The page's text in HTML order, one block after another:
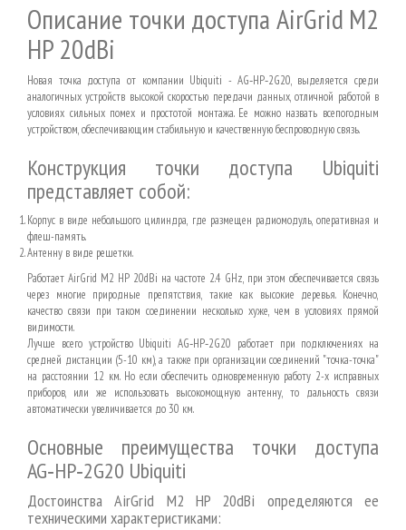
Описание точки доступа AirGrid M2
HP 20dBi
Новая точка доступа от компании Ubiquiti - AG‑HP‑2G20, выделяется среди
аналогичных устройств высокой скоростью передачи данных, отличной работой в
условиях сильных помех и простотой монтажа. Ее можно назвать всепогодным
устройством, обеспечивающим стабильную и качественную беспроводную связь.
Конструкция точки доступа Ubiquiti
представляет собой:
Корпус в виде небольшого цилиндра, где размещен радиомодуль, оперативная и
флеш-память.
Антенну в виде решетки.
Работает AirGrid M2 HP 20dBi на частоте 2.4 GHz, при этом обеспечивается связь
через многие природные препятствия, такие как высокие деревья. Конечно,
качество связи при таком соединении несколько хуже, чем в условиях прямой
видимости.
Лучше всего устройство Ubiquiti AG‑HP‑2G20 работает при подключениях на
средней дистанции (5-10 км), а также при организации соединений "точка-точка"
на расстоянии 12 км. Но если обеспечить одновременную работу 2-х исправных
приборов, или же использовать высокомощную антенну, то дальность связи
автоматически увеличивается до 30 км.
Основные преимущества точки доступа
AG‑HP‑2G20 Ubiquiti
Достоинства AirGrid M2 HP 20dBi определяются ее
техническими характеристиками: